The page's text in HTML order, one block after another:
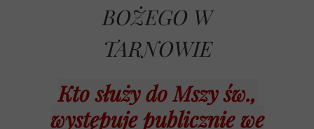
BOŻEGO W
TARNOWIE
Kto służy do Mszy św.,
występuje publicznie we